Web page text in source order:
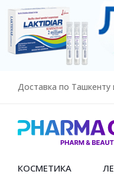
Доставка по Ташкенту
КОСМЕТИКА